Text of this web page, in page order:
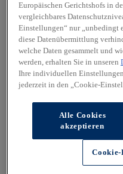
Europäischen Gerichtshofs in
vergleichbares
Einstellungen“ nur „unbedingt
diese Datenübermittlung
welche Daten gesammelt und
werden, erhalten Sie in unseren
Ihre individuellen
jederzeit in den „Cookie-
Alle Cookies
akzeptieren